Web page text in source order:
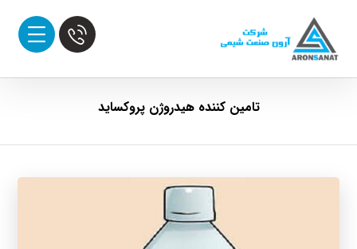
تامین کننده هیدروژن پروکساید